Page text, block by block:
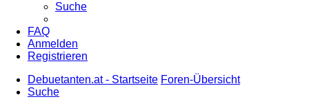
Suche
FAQ
Anmelden
Registrieren
Debuetanten.at - Startseite Foren-Übersicht
Suche